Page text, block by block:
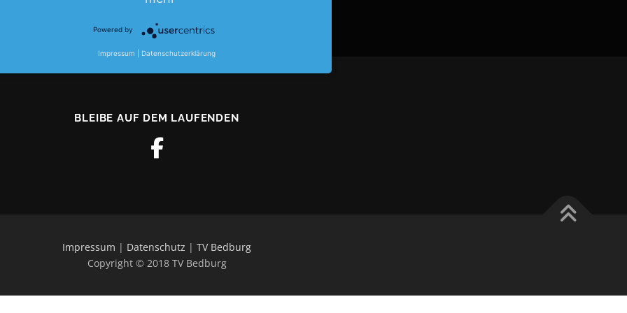
BLEIBE AUF DEM LAUFENDEN
Impressum | Datenschutz | TV Bedburg
Copyright © 2018 TV Bedburg
Powered by
Impressum Datenschutzerklärung